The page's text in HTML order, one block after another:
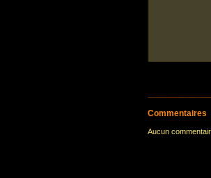
Commentaires
Aucun